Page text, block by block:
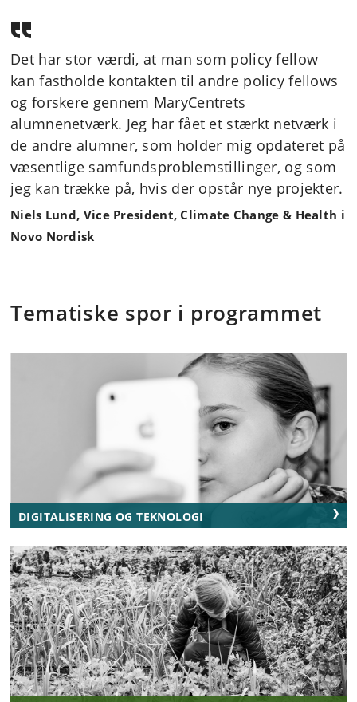
Det har stor værdi, at man som policy fellow
kan fastholde kontakten til andre policy fellows
og forskere gennem MaryCentrets
alumnenetværk. Jeg har fået et stærkt netværk i
de andre alumner, som holder mig opdateret på
væsentlige samfundsproblemstillinger, og som
jeg kan trække på, hvis der opstår nye projekter.
Niels Lund, Vice President, Climate Change & Health i
Novo Nordisk
Tematiske spor i programmet
DIGITALISERING OG TEKNOLOGI